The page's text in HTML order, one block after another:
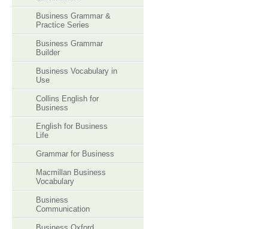
Business Grammar &
Practice Series
Business Grammar
Builder
Business Vocabulary in
Use
Collins English for
Business
English for Business
Life
Grammar for Business
Macmillan Business
Vocabulary
Business
Communication